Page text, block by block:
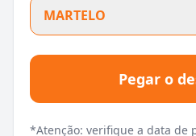
MARTELO
Pegar o
*Atenção: verifique a data de